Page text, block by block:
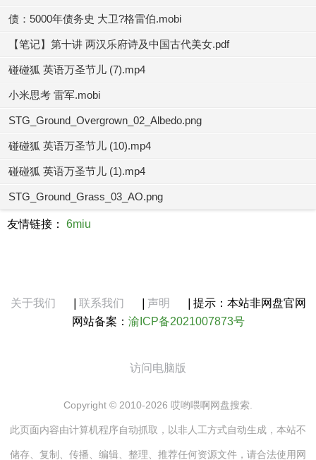
债：5000年债务史 大卫?格雷伯.mobi
【笔记】第十讲 两汉乐府诗及中国古代美女.pdf
碰碰狐 英语万圣节儿 (7).mp4
小米思考 雷军.mobi
STG_Ground_Overgrown_02_Albedo.png
碰碰狐 英语万圣节儿 (10).mp4
碰碰狐 英语万圣节儿 (1).mp4
STG_Ground_Grass_03_AO.png
友情链接： 6miu
关于我们 联系我们 声明
提示：本站非网盘官网
网站备案： 渝ICP备2021007873号
访问电脑版
Copyright © 2010-2026 哎哟喂啊网盘搜索.
此页面内容由计算机程序自动抓取，以非人工方式自动生成，本站不
储存、复制、传播、编辑、整理、推荐任何资源文件，请合法使用网